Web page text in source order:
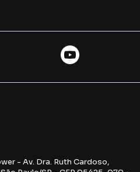
- Av. Dra. Ruth Cardoso,